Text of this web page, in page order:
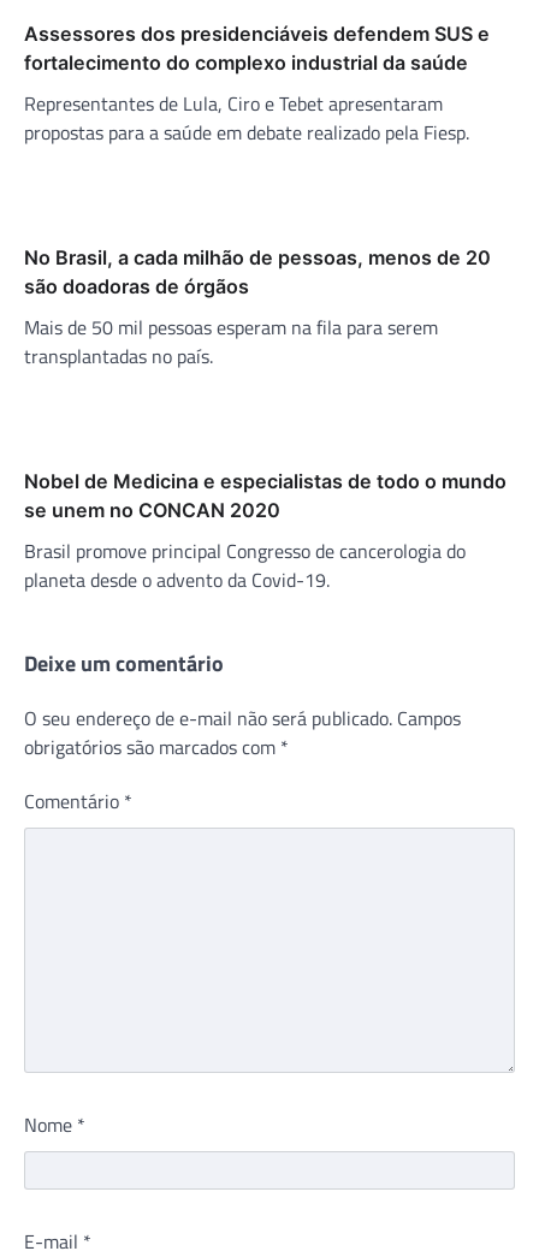
Assessores dos presidenciáveis defendem SUS e
fortalecimento do complexo industrial da saúde
Representantes de Lula, Ciro e Tebet apresentaram
propostas para a saúde em debate realizado pela Fiesp.
No Brasil, a cada milhão de pessoas, menos de 20
são doadoras de órgãos
Mais de 50 mil pessoas esperam na fila para serem
transplantadas no país.
Nobel de Medicina e especialistas de todo o mundo
se unem no CONCAN 2020
Brasil promove principal Congresso de cancerologia do
planeta desde o advento da Covid-19.
Deixe um comentário
O seu endereço de e-mail não será publicado. Campos
obrigatórios são marcados com *
Comentário *
Nome *
E-mail *